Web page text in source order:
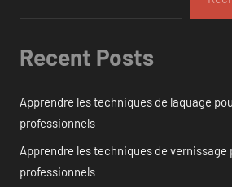
Recent Posts
Apprendre les techniques de laquage
professionnels
Apprendre les techniques de vernissage
professionnels